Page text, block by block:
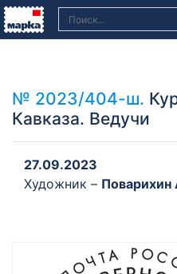
№ 2023/404-ш.
Кавказа. Ведучи
27.09.2023
Художник – Поварихин